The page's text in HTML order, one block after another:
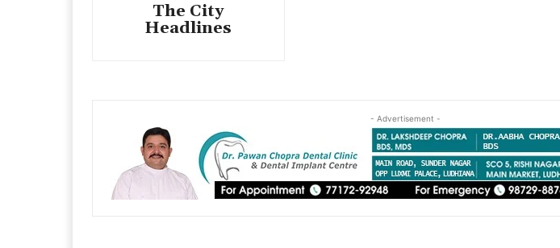
The City
Headlines
- Advertisement -